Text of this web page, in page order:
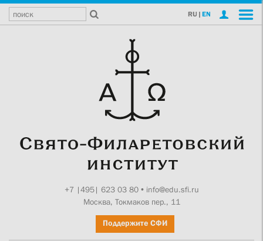
RU | EN
+7 |495| 623 03 80• info@edu.sfi.ru
Москва, Токмаков пер., 11
Поддержите СФИ